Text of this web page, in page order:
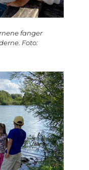
fanger
Foto: